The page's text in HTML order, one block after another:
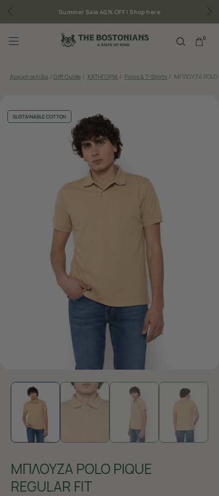
Δωρεάν μεταφορικά για παραγγελίες άνω των 50€
0
Αρχική σελίδα / Gift Guide / ΚΑΤΗΓΟΡΙΑ / Polos & T-Shirts / ΜΠΛΟΥΖΑ POLO
SUSTAINABLE COTTON
ΜΠΛΟΥΖΑ POLO PIQUE
REGULAR FIT